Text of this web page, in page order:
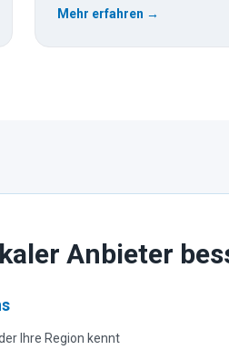
Mehr erfahren →
Anbieter
Ihre Region kennt